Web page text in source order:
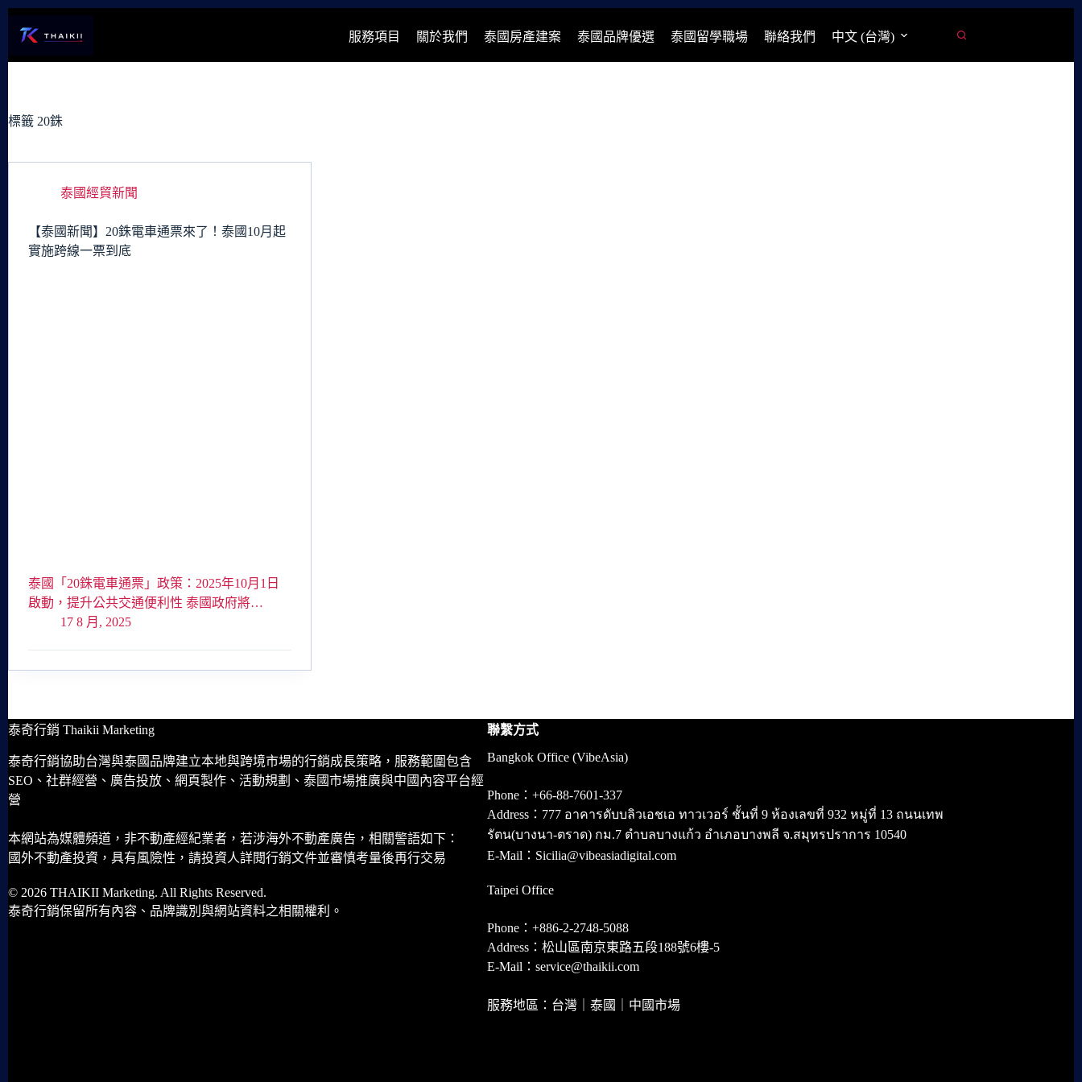
容
服務項目 關於我們 泰國房產建案 泰國品牌優選 泰國留學職場 聯絡我們 中文 (台灣)
標籤 20銖
泰國經貿新聞
【泰國新聞】20銖電車通票來了！泰國10月起
實施跨線一票到底
泰國「20銖電車通票」政策：2025年10月1日
啟動，提升公共交通便利性 泰國政府將…
17 8 月, 2025
泰奇行銷 Thaikii Marketing
泰奇行銷協助台灣與泰國品牌建立本地與跨境市場的行銷成長策略，服務範圍包含
SEO、社群經營、廣告投放、網頁製作、活動規劃、泰國市場推廣與中國內容平台經
營
本網站為媒體頻道，非不動產經紀業者，若涉海外不動產廣告，相關警語如下：
國外不動產投資，具有風險性，請投資人詳閱行銷文件並審慎考量後再行交易
© 2026 THAIKII Marketing. All Rights Reserved.
泰奇行銷保留所有內容、品牌識別與網站資料之相關權利。
聯繫方式
Bangkok Office (VibeAsia)
Phone：+66-88-7601-337
Address：777 อาคารดับบลิวเอชเอ ทาวเวอร์ ชั้นที่ 9 ห้องเลขที่ 932 หมู่ที่ 13 ถนนเทพ
รัตน(บางนา-ตราด) กม.7 ตำบลบางแก้ว อำเภอบางพลี จ.สมุทรปราการ 10540
E-Mail：Sicilia@vibeasiadigital.com
Taipei Office
Phone：+886-2-2748-5088
Address：松山區南京東路五段188號6樓-5
E-Mail：service@thaikii.com
服務地區：台灣｜泰國｜中國市場